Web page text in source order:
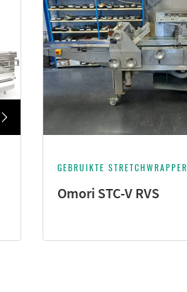
GEBRUIKTE STRETCHWRAPPER
Omori STC-V RVS